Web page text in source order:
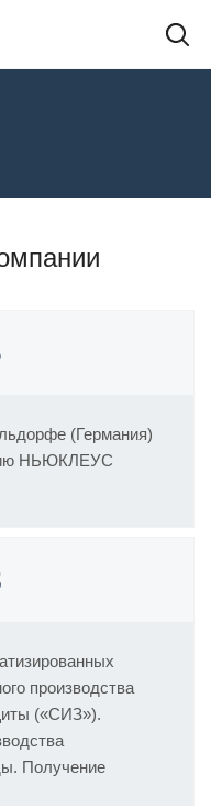
(Германия)
НЬЮКЛЕУС
производства
(«СИЗ»).
Получение